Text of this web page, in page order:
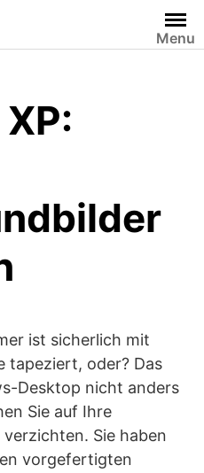
Menu
ist sicherlich mit
tapeziert, oder? Das
Desktop nicht anders
Sie auf Ihre
Sie haben
vorgefertigten